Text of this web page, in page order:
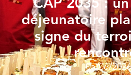
déjeunatoire
signe du
05/06/2026